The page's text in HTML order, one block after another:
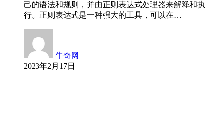
己的语法和规则，并由正则表达式处理器来解释和执
行。正则表达式是一种强大的工具，可以在…
牛奇网
2023年2月17日